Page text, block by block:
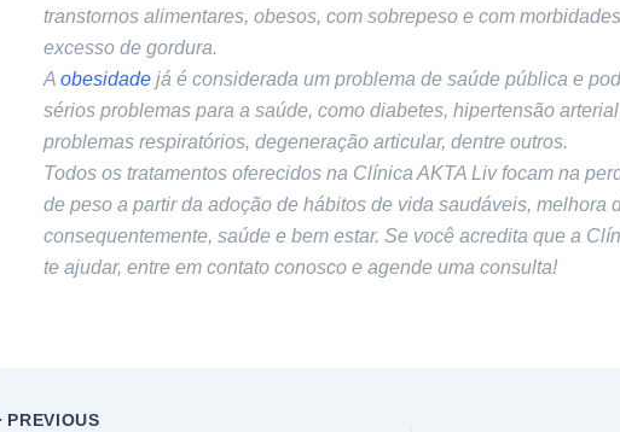
transtornos alimentares, obesos, com sobrepeso e com
excesso de gordura.
A obesidade já é considerada um problema de saúde pública e
sérios problemas para a saúde, como diabetes, hipertensão
problemas respiratórios, degeneração articular, dentre outros.
Todos os tratamentos oferecidos na Clínica AKTA Liv focam na
de peso a partir da adoção de hábitos de vida saudáveis, melhora
consequentemente, saúde e bem estar. Se você acredita que a
te ajudar, entre em contato conosco e agende uma consulta!
PREVIOUS